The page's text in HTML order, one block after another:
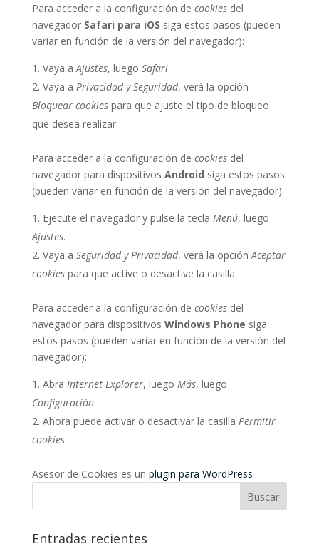
Para acceder a la configuración de cookiesdel
navegador Safari para iOS siga estos pasos (pueden
variar en función de la versión del navegador):
Vaya aAjustes, luego Safari.
Vaya a Privacidad y Seguridad, verá la opción
Bloquear cookiespara que ajuste el tipo de bloqueo
que desea realizar.
Para acceder a la configuración de cookiesdel
navegador para dispositivos Android siga estos pasos
(pueden variar en función de la versión del navegador):
Ejecute el navegador y pulse la tecla Menú, luego
Ajustes.
Vaya a Seguridad y Privacidad, verá la opciónAceptar
cookiespara que active o desactive la casilla.
Para acceder a la configuración de cookiesdel
navegador para dispositivos Windows Phone siga
estos pasos (pueden variar en función de la versión del
navegador):
Abra Internet Explorer, luego Más, luego
Configuración
Ahora puede activar o desactivar la casilla Permitir
cookies.
Asesor de Cookies es un plugin para WordPress
Buscar
Entradas recientes